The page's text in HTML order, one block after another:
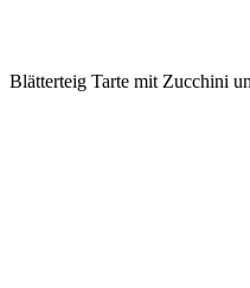
Blätterteig Tarte mit Zucchini